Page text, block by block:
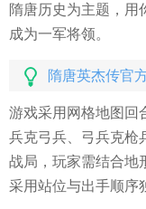
隋唐历史为主题，用
成为一军将领。
隋唐英杰传官
游戏采用网格地图回
兵克弓兵、弓兵克枪
战局，玩家需结合地
采用站位与出手顺序